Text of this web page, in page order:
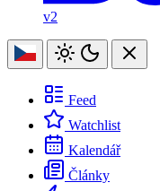
v2
Feed
Watchlist
Kalendář
Články